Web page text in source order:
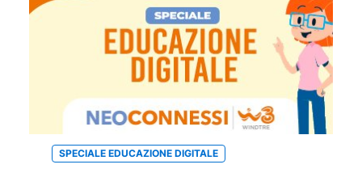
SPECIALE EDUCAZIONE DIGITALE